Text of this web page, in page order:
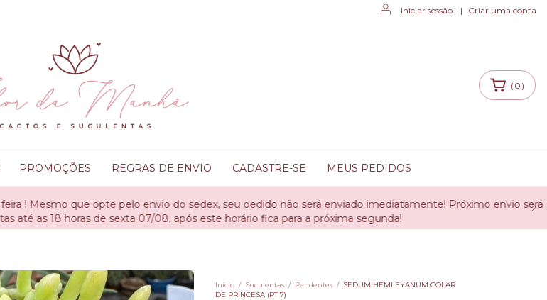
Iniciar sessão | Criar uma conta
pelo envio do sedex, seu oedido não será enviado imediatamente! Próximo envio será dia 10/08 para
sexta 07/08, após este horário fica para a próxima segunda!
( 0 )
PROMOÇÕES REGRAS DE ENVIO CADASTRE-SE MEUS PEDIDOS
Início / Suculentas / Pendentes / SEDUM HEMLEYANUM COLAR
DE PRINCESA (PT 7)